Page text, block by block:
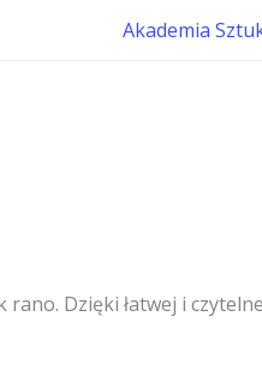
Akademia
Dzięki łatwej i